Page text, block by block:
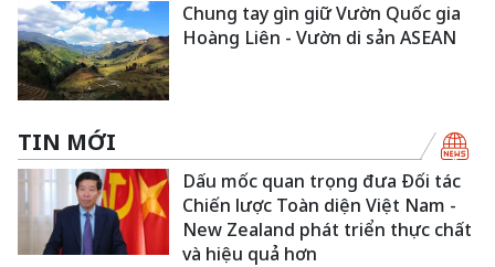
Chung tay gìn giữ Vườn Quốc gia
Hoàng Liên - Vườn di sản ASEAN
TIN MỚI
Dấu mốc quan trọng đưa Đối tác
Chiến lược Toàn diện Việt Nam -
New Zealand phát triển thực chất
và hiệu quả hơn